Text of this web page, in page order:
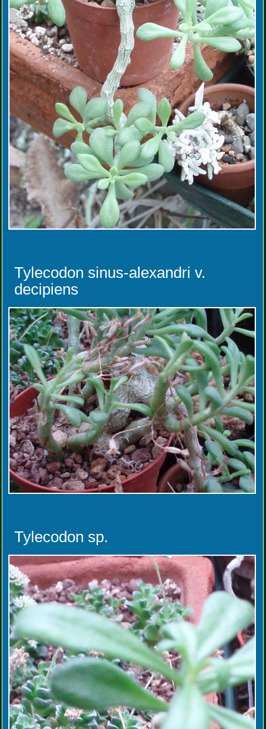
Tylecodon sinus-alexandri v.
decipiens
Tylecodon sp.